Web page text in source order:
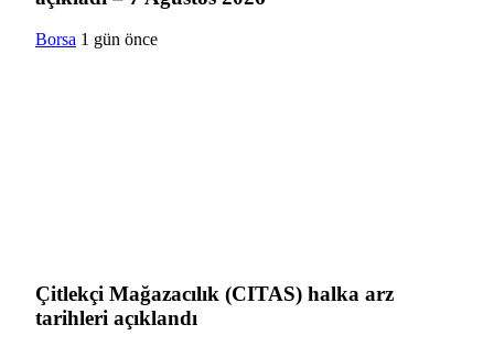
Borsa 1 gün önce
Çitlekçi Mağazacılık (CITAS) halka arz
tarihleri açıklandı